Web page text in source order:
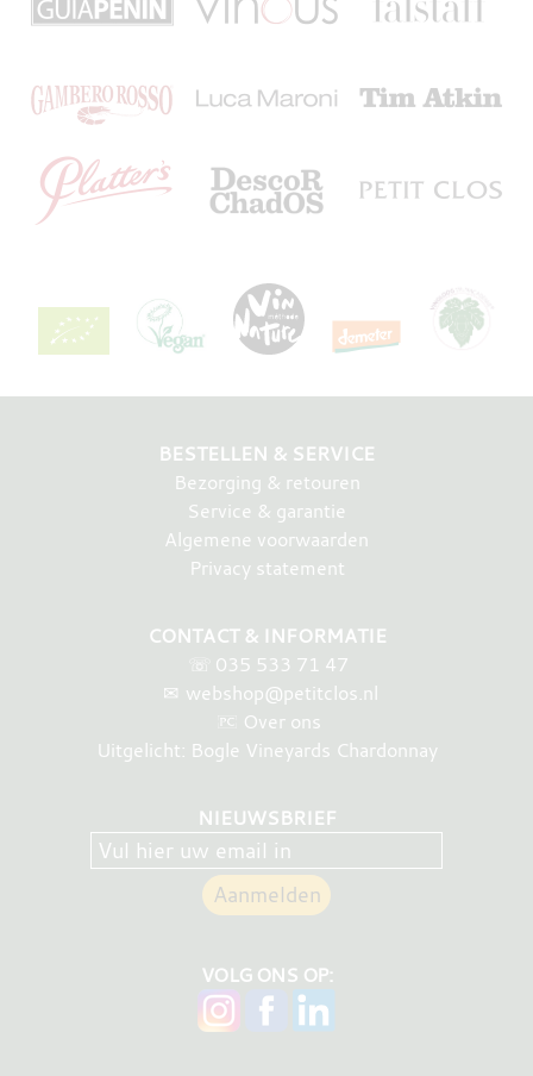
BESTELLEN & SERVICE
Bezorging & retouren
Service & garantie
Algemene voorwaarden
Privacy statement
CONTACT & INFORMATIE
☏ 035 533 71 47
✉ webshop@petitclos.nl
Over ons
Uitgelicht: Bogle Vineyards Chardonnay
NIEUWSBRIEF
VOLG ONS OP: